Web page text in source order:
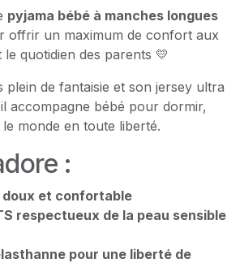
pyjama bébé à manches longues
offrir un maximum de confort aux
quotidien des parents 💛
plein de fantaisie et son jersey ultra
accompagne bébé pour dormir,
monde en toute liberté.
:
doux et confortable
respectueux de la peau sensible
pour une liberté de